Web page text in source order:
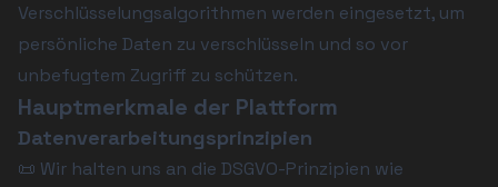
Verschlüsselungsalgorithmen werden eingesetzt, um
persönliche Daten zu verschlüsseln und so vor
unbefugtem Zugriff zu schützen.
Hauptmerkmale der Plattform
Datenverarbeitungsprinzipien
📜 Wir halten uns an die DSGVO-Prinzipien wie